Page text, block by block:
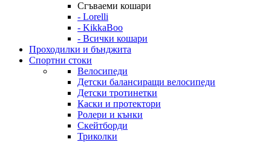
Сгъваеми кошари
- Lorelli
- KikkaBoo
- Всички кошари
Проходилки и бънджита
Спортни стоки
Велосипеди
Детски балансиращи велосипеди
Детски тротинетки
Каски и протектори
Ролери и кънки
Скейтборди
Триколки